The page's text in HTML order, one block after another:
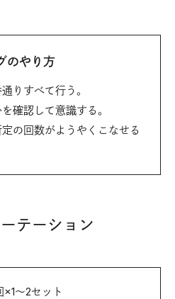
のやり方
りすべて行う。
確認して意識する。
の回数がようやくこなせる
テーション
～2セット